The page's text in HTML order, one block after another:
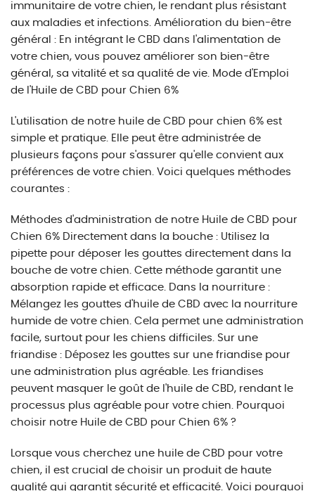
immunitaire de votre chien, le rendant plus résistant
aux maladies et infections. Amélioration du bien-être
général : En intégrant le CBD dans l'alimentation de
votre chien, vous pouvez améliorer son bien-être
général, sa vitalité et sa qualité de vie. Mode d'Emploi
de l'Huile de CBD pour Chien 6%
L'utilisation de notre huile de CBD pour chien 6% est
simple et pratique. Elle peut être administrée de
plusieurs façons pour s'assurer qu'elle convient aux
préférences de votre chien. Voici quelques méthodes
courantes :
Méthodes d'administration de notre Huile de CBD pour
Chien 6% Directement dans la bouche : Utilisez la
pipette pour déposer les gouttes directement dans la
bouche de votre chien. Cette méthode garantit une
absorption rapide et efficace. Dans la nourriture :
Mélangez les gouttes d'huile de CBD avec la nourriture
humide de votre chien. Cela permet une administration
facile, surtout pour les chiens difficiles. Sur une
friandise : Déposez les gouttes sur une friandise pour
une administration plus agréable. Les friandises
peuvent masquer le goût de l'huile de CBD, rendant le
processus plus agréable pour votre chien. Pourquoi
choisir notre Huile de CBD pour Chien 6% ?
Lorsque vous cherchez une huile de CBD pour votre
chien, il est crucial de choisir un produit de haute
qualité qui garantit sécurité et efficacité. Voici pourquoi